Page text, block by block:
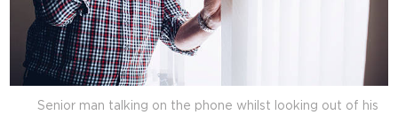
Senior man talking on the phone whilst looking out of his